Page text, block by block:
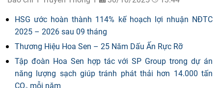
HSG ước hoàn thành 114% kế hoạch lợi nhuận NĐTC
2025 – 2026 sau 09 tháng
Thương Hiệu Hoa Sen – 25 Năm Dấu Ấn Rực Rỡ
Tập đoàn Hoa Sen hợp tác với SP Group trong dự án
năng lượng sạch giúp tránh phát thải hơn 14.000 tấn
CO₂ mỗi năm